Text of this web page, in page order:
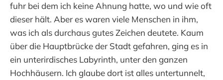
fuhr bei dem ich keine Ahnung hatte, wo und wie oft
dieser hält. Aber es waren viele Menschen in ihm,
was ich als durchaus gutes Zeichen deutete. Kaum
über die Hauptbrücke der Stadt gefahren, ging es in
ein unterirdisches Labyrinth, unter den ganzen
Hochhäusern. Ich glaube dort ist alles untertunnelt,